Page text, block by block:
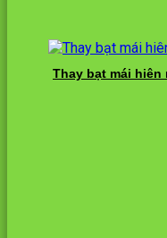
Thay bạt mái hiên